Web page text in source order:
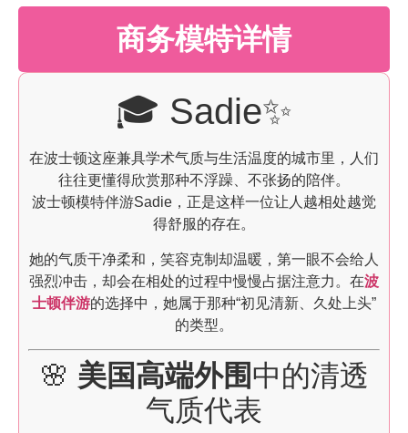
商务模特详情
🎓 Sadie✨
在波士顿这座兼具学术气质与生活温度的城市里，人们
往往更懂得欣赏那种不浮躁、不张扬的陪伴。
波士顿模特伴游Sadie，正是这样一位让人越相处越觉
得舒服的存在。
她的气质干净柔和，笑容克制却温暖，第一眼不会给人
强烈冲击，却会在相处的过程中慢慢占据注意力。在波
士顿伴游的选择中，她属于那种“初见清新、久处上头”
的类型。
🌸 美国高端外围中的清透
气质代表